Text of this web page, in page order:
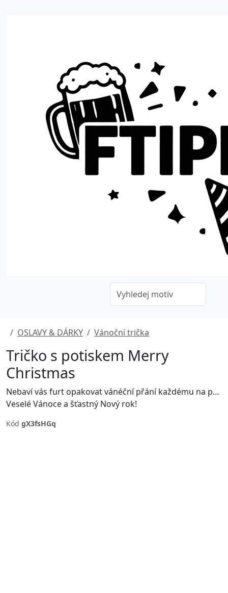
OSLAVY & DÁRKY Vánoční trička
Tričko s potiskem Merry
Christmas
Nebaví vás furt opakovat vánéční přání každému na potkání. Tady je příjemný kompromis! ;)
Veselé Vánoce a šťastný Nový rok!
Kód gX3fsHGq